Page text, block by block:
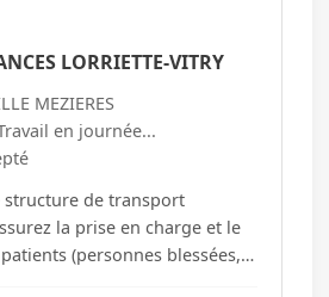
LORRIETTE-VITRY
MEZIERES
en journée...
structure de transport
la prise en charge et le
(personnes blessées,